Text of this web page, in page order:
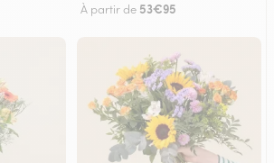
À partir de 53€95